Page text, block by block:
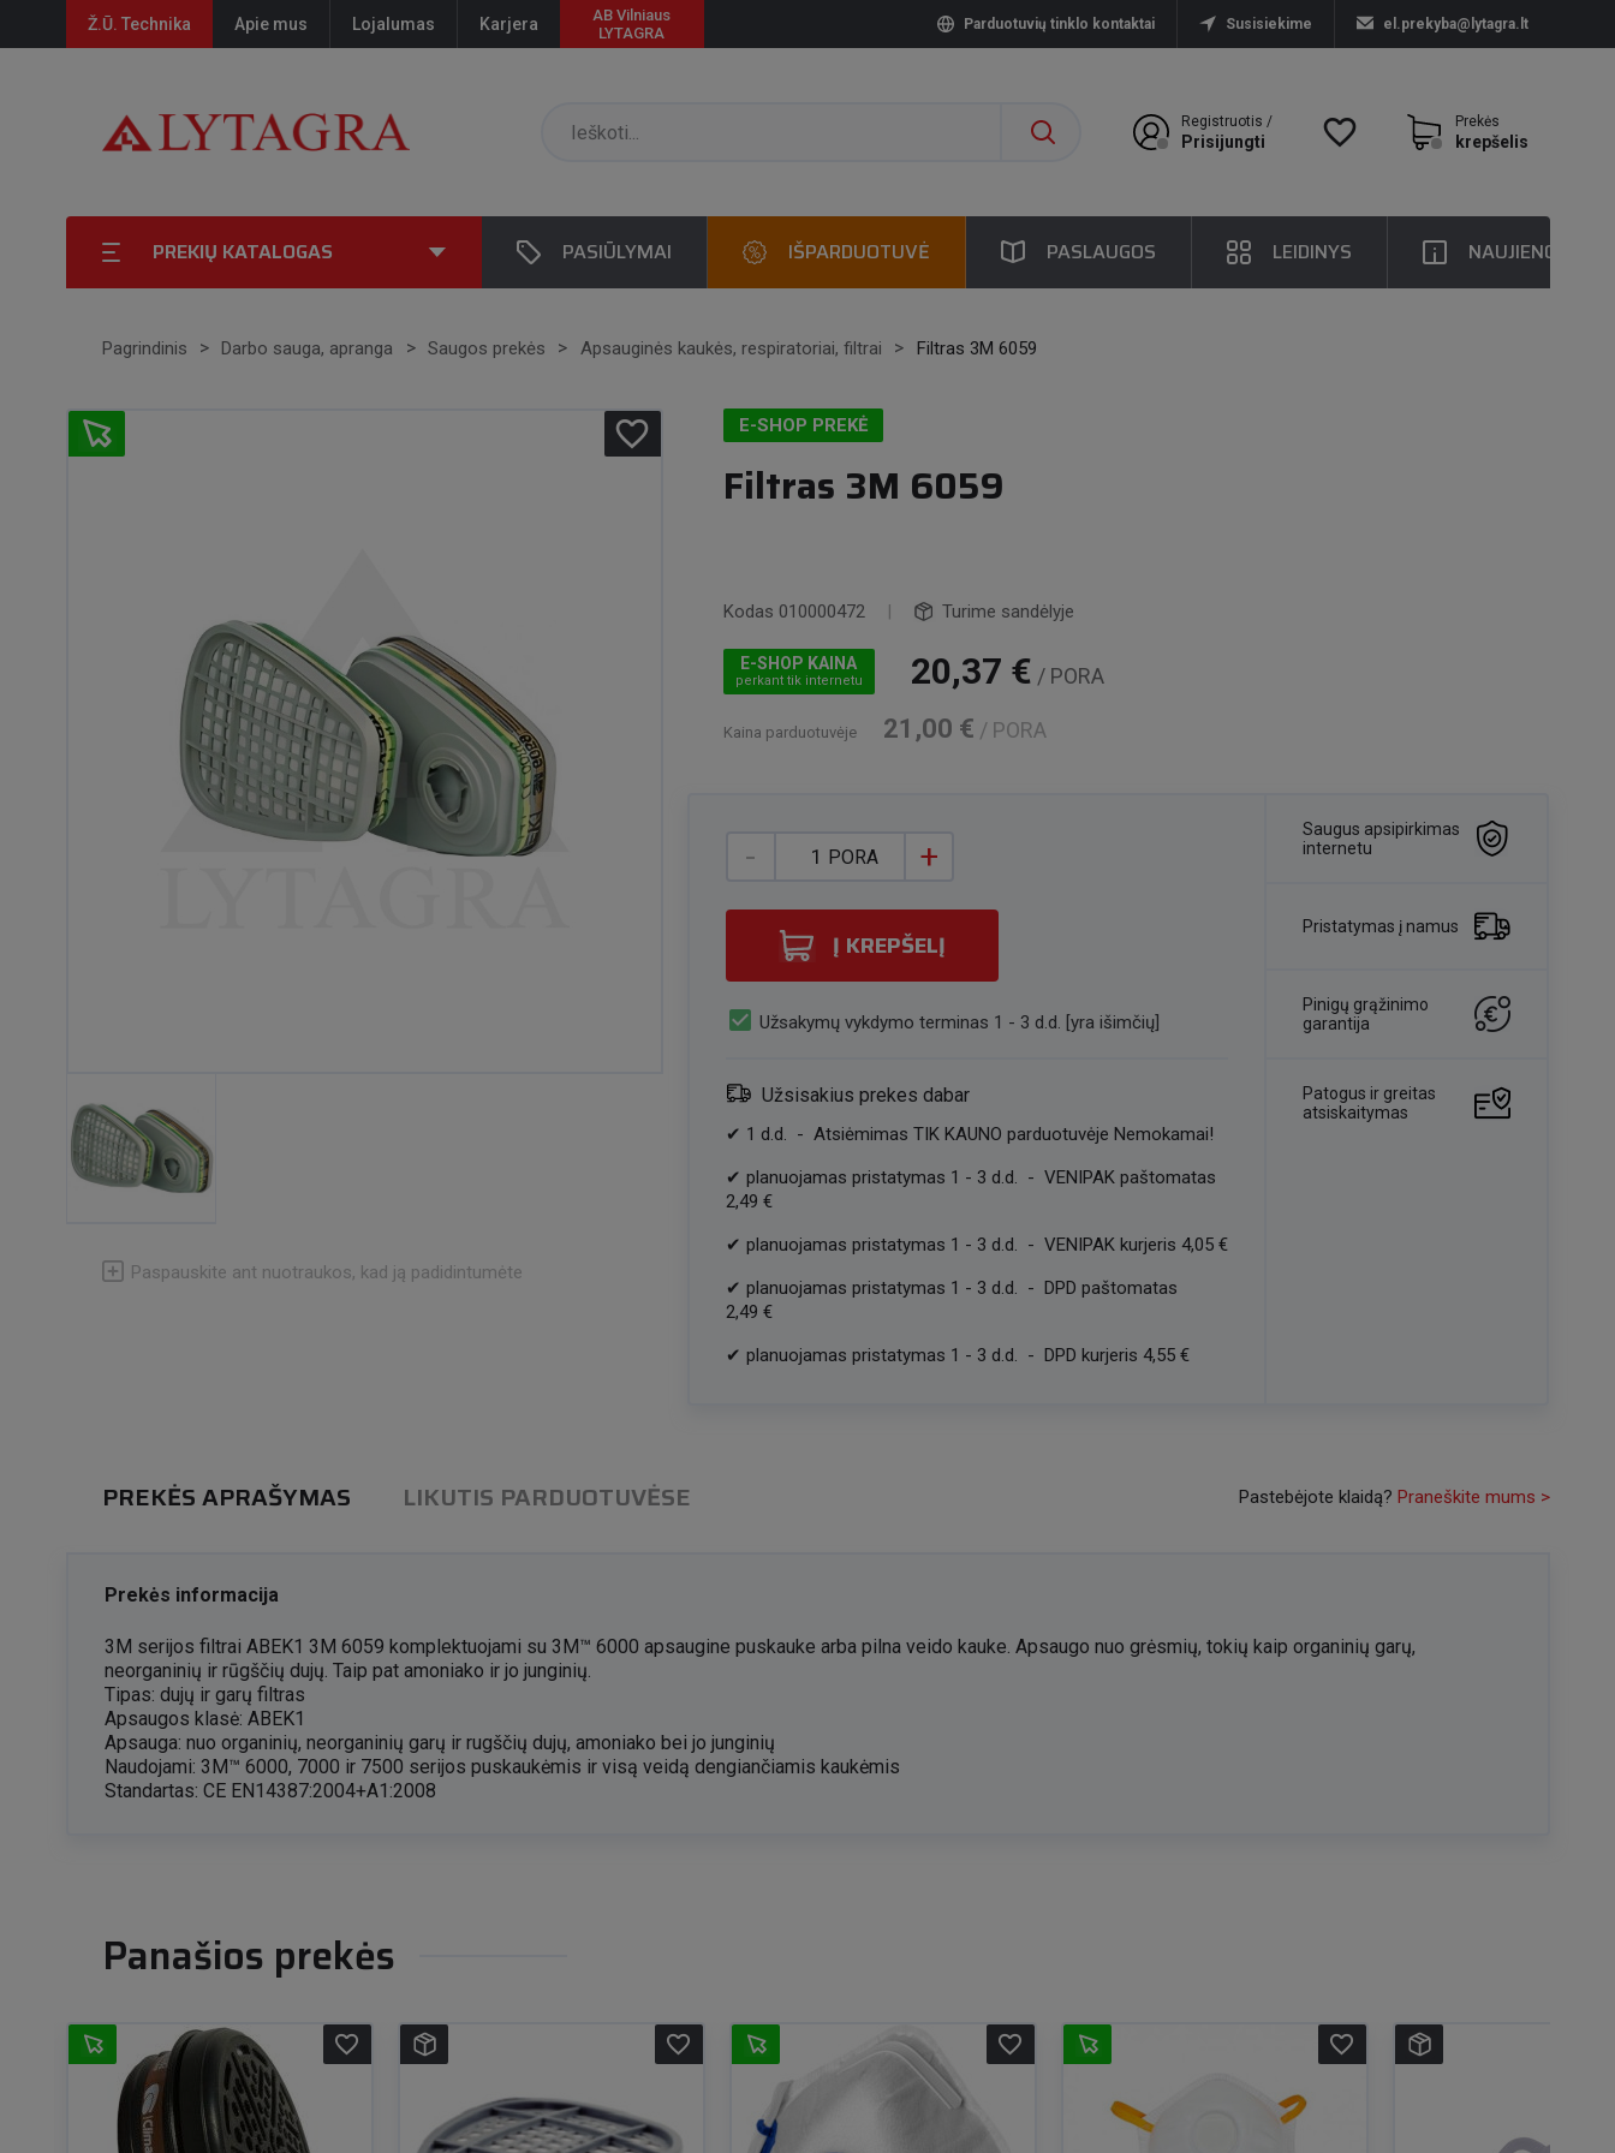
Ž.Ū. Technika Apie mus Lojalumas Karjera
AB Vilniaus
LYTAGRA
Parduotuvių tinklo kontaktai Susisiekime el.prekyba@lytagra.lt
Prekės
krepšelis
favorite_border
Registruotis /
Prisijungti
PREKIŲ KATALOGAS PASIŪLYMAI IŠPARDUOTUVĖ PASLAUGOS LEIDINYS NAUJIENOS
Pagrindinis Darbo sauga, apranga Saugos prekės Apsauginės kaukės, respiratoriai, filtrai Filtras 3M 6059
favorite_border
Paspauskite ant nuotraukos, kad ją padidintumėte
E-SHOP PREKĖ
Filtras 3M 6059
Kodas 010000472 | Turime sandėlyje
E-SHOP KAINA
perkant tik internetu 20,37 € / PORA
Kaina parduotuvėje 21,00 € / PORA
- +
PORA
Į KREPŠELĮ
check_box Užsakymų vykdymo terminas 1 - 3 d.d. [yra išimčių]
Užsisakius prekes dabar
✔ 1 d.d. - Atsiėmimas TIK KAUNO parduotuvėje Nemokamai!
✔ planuojamas pristatymas 1 - 3 d.d. - VENIPAK paštomatas
2,49 €
✔ planuojamas pristatymas 1 - 3 d.d. - VENIPAK kurjeris 4,05 €
✔ planuojamas pristatymas 1 - 3 d.d. - DPD paštomatas
2,49 €
✔ planuojamas pristatymas 1 - 3 d.d. - DPD kurjeris 4,55 €
Saugus apsipirkimas
internetu
Pristatymas į namus
Pinigų grąžinimo
garantija
Patogus ir greitas
atsiskaitymas
Pastebėjote klaidą? Praneškite mums >
PREKĖS APRAŠYMAS LIKUTIS PARDUOTUVĖSE
Prekės informacija
3M serijos filtrai ABEK1 3M 6059 komplektuojami su 3M™ 6000 apsaugine puskauke arba pilna veido kauke. Apsaugo nuo grėsmių, tokių kaip organinių garų,
neorganinių ir rūgščių dujų. Taip pat amoniako ir jo junginių.
Tipas: dujų ir garų filtras
Apsaugos klasė: ABEK1
Apsauga: nuo organinių, neorganinių garų ir rugščių dujų, amoniako bei jo junginių
Naudojami: 3M™ 6000, 7000 ir 7500 serijos puskaukėmis ir visą veidą dengiančiamis kaukėmis
Standartas: CE EN14387:2004+A1:2008
Panašios prekės
favorite_border favorite_border favorite_border favorite_border